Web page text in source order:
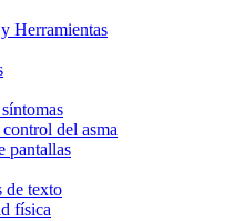
Herramientas
del asma
pantallas
de texto
física